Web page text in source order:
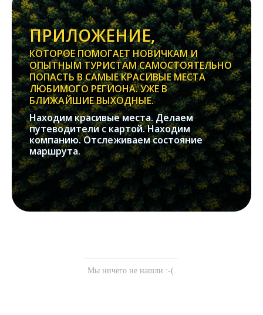
ПРИЛОЖЕНИЕ,
КОТОРОЕ ПОМОГАЕТ НОВИЧКАМ И
ОПЫТНЫМ ТУРИСТАМ САМОСТОЯТЕЛЬНО
ПОПАСТЬ В САМЫЕ КРАСИВЫЕ МЕСТА
ЛЮБИМОГО РЕГИОНА. УЖЕ В
БЛИЖАЙШИЕ ВЫХОДНЫЕ.
Находим красивые места. Делаем
путеводители с картой. Находим
компанию. Отслеживаем состояние
маршрута.
Мы ничего не нашли :-(.